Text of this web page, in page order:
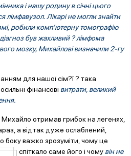
і нашу родину в січні цього
лімфавузол. Лікарі не могли знайти
робили комп’ютерну томографію
був жахливий ? лімфома
мозку, Михайлові визначили 2-гу
для нашої сім?ї ? така
фінансові витрати, великий
Михайло отримав грибок на легенях,
а відтак дуже ослаблений,
боку важко зрозуміти, чому це
спіткало саме його і чому він не